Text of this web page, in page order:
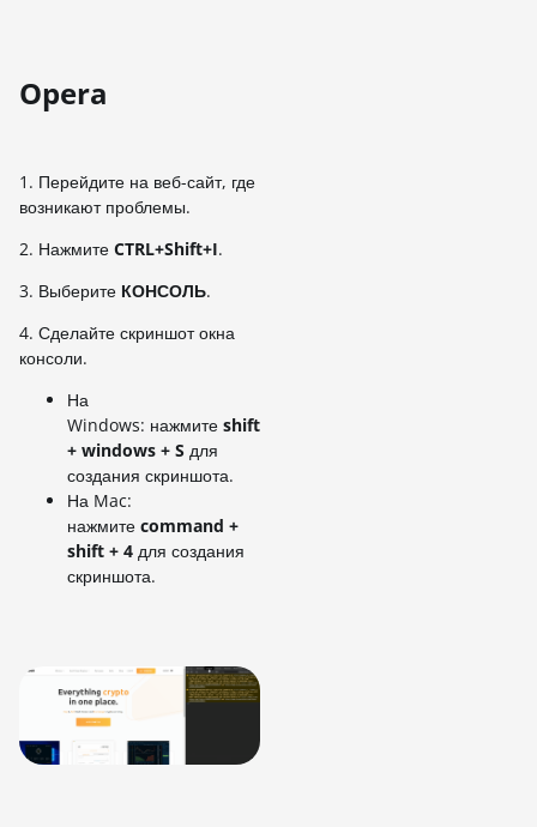
Opera
1. Перейдите на веб-сайт, где
возникают проблемы.
2. Нажмите CTRL+Shift+I.
3. Выберите КОНСОЛЬ.
4. Сделайте скриншот окна
консоли.
На
Windows: нажмите shift
+ windows + S для
создания скриншота.
На Mac:
нажмите command +
shift + 4 для создания
скриншота.